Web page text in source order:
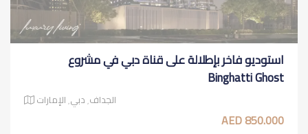
استوديو فاخر بإطلالة على قناة دبي في مشروع
Binghatti Ghost
الجداف٬ دبي٬ الإمارات
850.000 AED